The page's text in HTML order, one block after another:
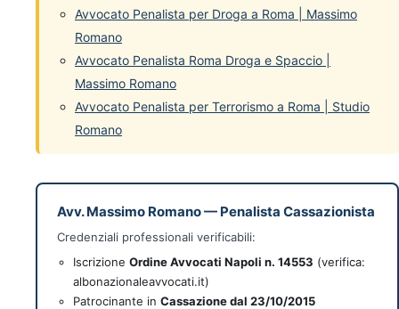
Avvocato Penalista per Droga a Roma | Massimo
Romano
Avvocato Penalista Roma Droga e Spaccio |
Massimo Romano
Avvocato Penalista per Terrorismo a Roma | Studio
Romano
Avv. Massimo Romano— Penalista Cassazionista
Credenziali professionali verificabili:
Iscrizione Ordine Avvocati Napoli n. 14553 (verifica:
albonazionaleavvocati.it)
Patrocinante in Cassazione dal 23/10/2015